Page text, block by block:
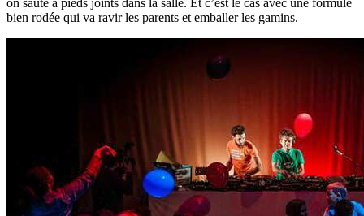
bien rodée qui va ravir les parents et emballer les gamins.